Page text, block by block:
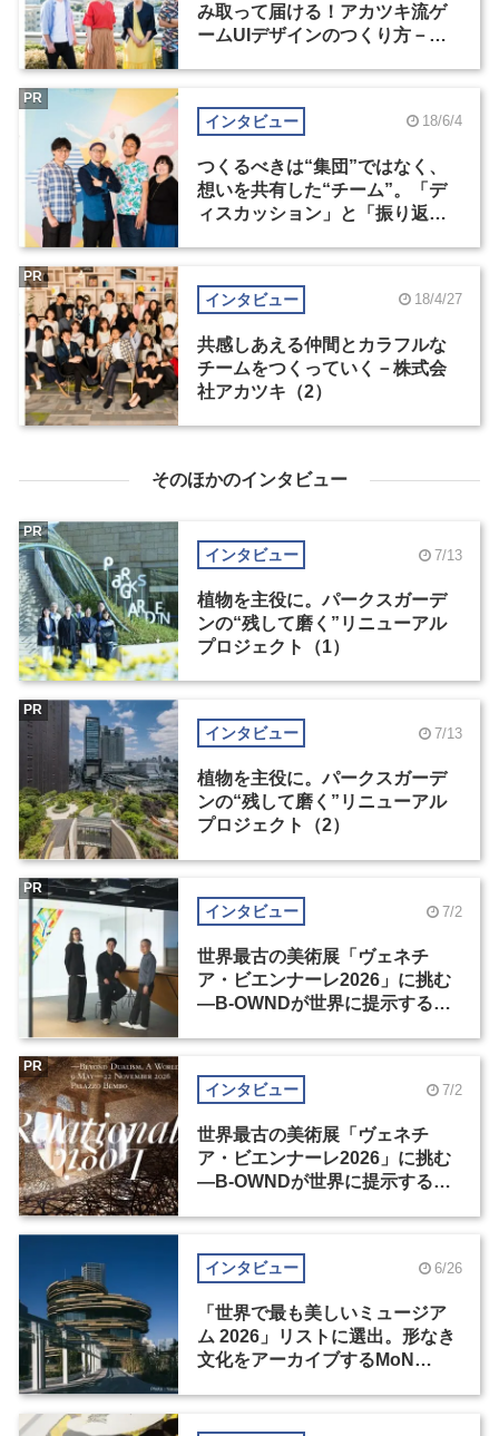
み取って届ける！アカツキ流ゲ
ームUIデザインのつくり方－株
インタビュー 18/6/4
つくるべきは“集団”ではなく、
想いを共有した“チーム”。「デ
ィスカッション」と「振り返
PR
インタビュー 18/4/27
共感しあえる仲間とカラフルな
チームをつくっていく－株式会
社アカツキ（2）
PR
そのほかのインタビュー
インタビュー 7/13
植物を主役に。パークスガーデ
ンの“残して磨く”リニューアル
プロジェクト（1）
PR
インタビュー 7/13
植物を主役に。パークスガーデ
ンの“残して磨く”リニューアル
プロジェクト（2）
PR
インタビュー 7/2
世界最古の美術展「ヴェネチ
ア・ビエンナーレ2026」に挑む
―B-OWNDが世界に提示する美
PR
インタビュー 7/2
世界最古の美術展「ヴェネチ
ア・ビエンナーレ2026」に挑む
―B-OWNDが世界に提示する美
PR
インタビュー 6/26
「世界で最も美しいミュージア
ム 2026」リストに選出。形なき
文化をアーカイブするMoN